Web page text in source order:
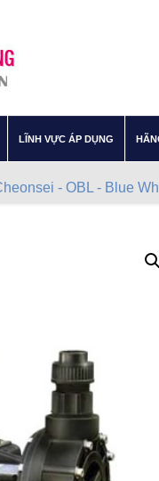
LĨNH VỰC ÁP DỤNG
- OBL - Blue